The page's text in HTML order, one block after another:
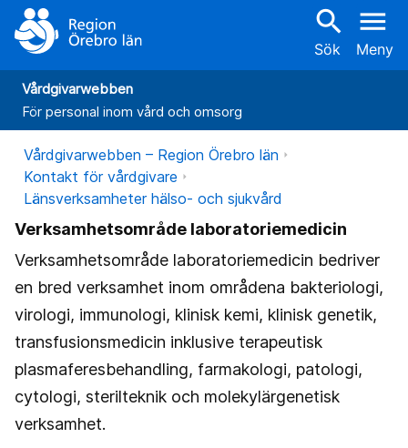
search
Sök
menu
Meny
Vårdgivarwebben
För personal inom vård och omsorg
Vårdgivarwebben – Region Örebro län
Kontakt för vårdgivare
Länsverksamheter hälso- och sjukvård
Verksamhetsområde laboratoriemedicin
Verksamhetsområde laboratoriemedicin bedriver
en bred verksamhet inom områdena bakteriologi,
virologi, immunologi, klinisk kemi, klinisk genetik,
transfusionsmedicin inklusive terapeutisk
plasmaferesbehandling, farmakologi, patologi,
cytologi, sterilteknik och molekylärgenetisk
verksamhet.